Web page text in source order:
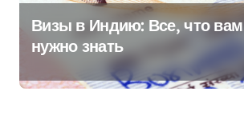
Визы в Индию: Все, что вам
нужно знать